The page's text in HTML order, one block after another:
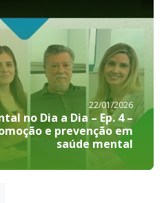
22/01/2026
no Dia a Dia – Ep. 4 –
e prevenção em
saúde mental